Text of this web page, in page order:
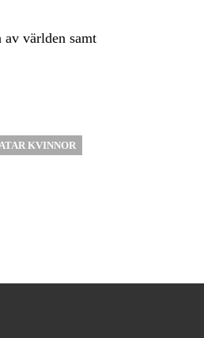
världen samt
KVINNOR